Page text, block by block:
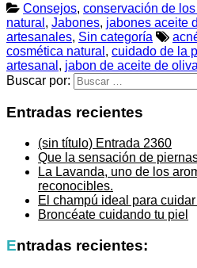
Consejos, conservación de
natural , Jabones, jabones aceite
artesanales, Sin categoría
cosmética natural , cuidado de la
artesanal , jabon de aceite de oliva
Buscar por:
Entradas recientes
(sin título) Entrada 2360
Que la sensación de
La Lavanda, uno de los
reconocibles.
El champú ideal para
Broncéate cuidando tu piel
Entradas recientes: